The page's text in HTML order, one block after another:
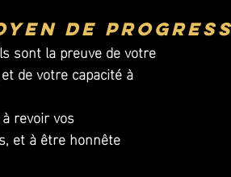
de
sont la preuve de votre
de votre capacité à
revoir vos
et à être honnête